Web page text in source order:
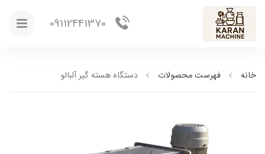
خانه فهرست محصولات دستگاه هسته گیر آلبالو